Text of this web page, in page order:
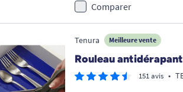
Comparer
Tenura Meilleure vente
Rouleau
151 avis •